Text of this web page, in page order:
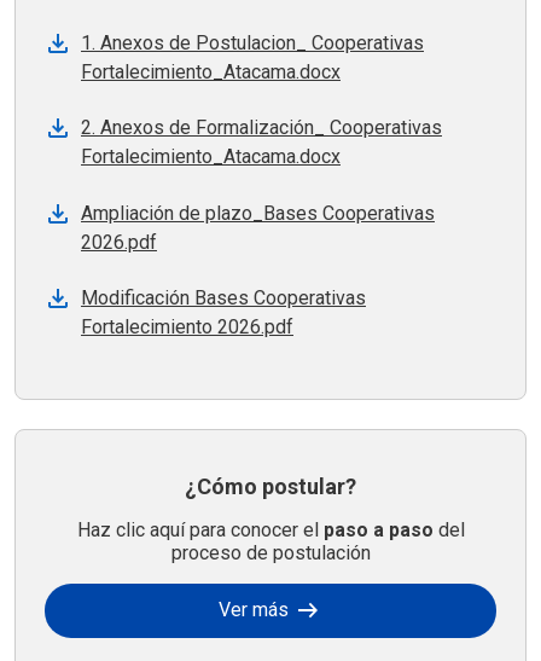
1. Anexos de Postulacion_ Cooperativas
Fortalecimiento_Atacama.docx
2. Anexos de Formalización_ Cooperativas
Fortalecimiento_Atacama.docx
Ampliación de plazo_Bases Cooperativas
2026.pdf
Modificación Bases Cooperativas
Fortalecimiento 2026.pdf
¿Cómo postular?
Haz clic aquí para conocer el paso a paso del
proceso de postulación
Ver más arrow_right_alt